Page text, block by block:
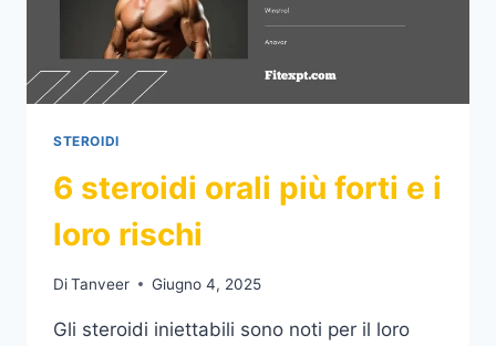
STEROIDI
6 steroidi orali più forti e i
loro rischi
DiTanveer Giugno 4, 2025
Gli steroidi iniettabili sono noti per il loro